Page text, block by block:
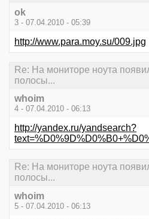
ok
3 - 07.04.2010 - 05:39
http://www.para.moy.su/009.jpg
Re: На мониторе ноута
полосы...
whoim
4 - 07.04.2010 - 06:13
http://yandex.ru/yandsearch?
Re: На мониторе ноута
полосы...
whoim
5 - 07.04.2010 - 06:13